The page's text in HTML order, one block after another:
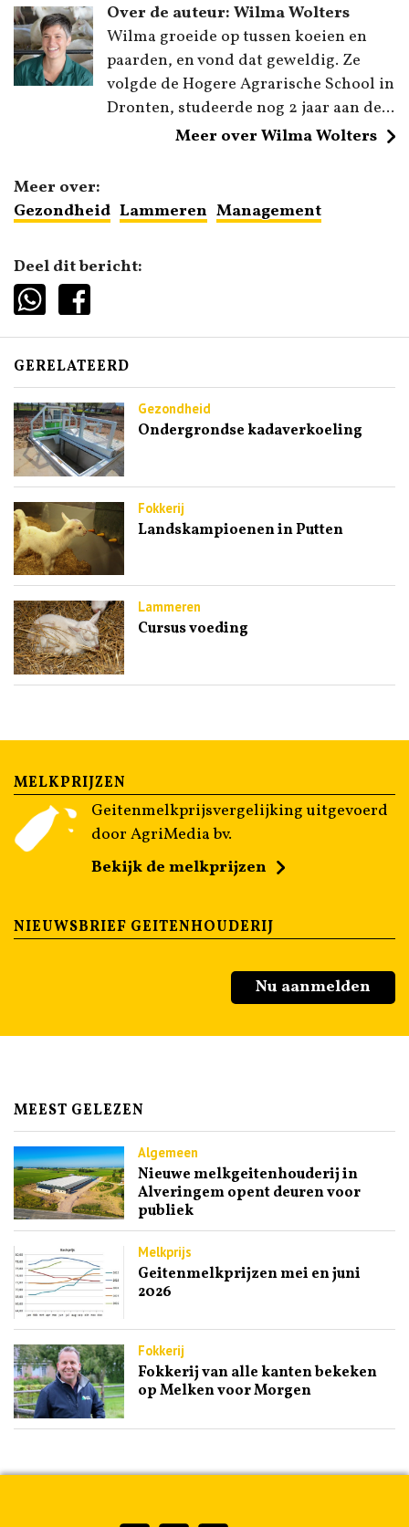
Over de auteur: Wilma Wolters
Wilma groeide op tussen koeien en
paarden, en vond dat geweldig. Ze
volgde de Hogere Agrarische School in
Dronten, studeerde nog 2 jaar aan de...
Meer over Wilma Wolters
Meer over:
Gezondheid Lammeren Management
Deel dit bericht:
GERELATEERD
Gezondheid
Ondergrondse kadaverkoeling
Fokkerij
Landskampioenen in Putten
Lammeren
Cursus voeding
MELKPRIJZEN
Geitenmelkprijsvergelijking uitgevoerd
door AgriMedia bv.
Bekijk de melkprijzen
NIEUWSBRIEF GEITENHOUDERIJ
Nu aanmelden
MEEST GELEZEN
Algemeen
Nieuwe melkgeitenhouderij in
Alveringem opent deuren voor
publiek
Melkprijs
Geitenmelkprijzen mei en juni
2026
Fokkerij
Fokkerij van alle kanten bekeken
op Melken voor Morgen